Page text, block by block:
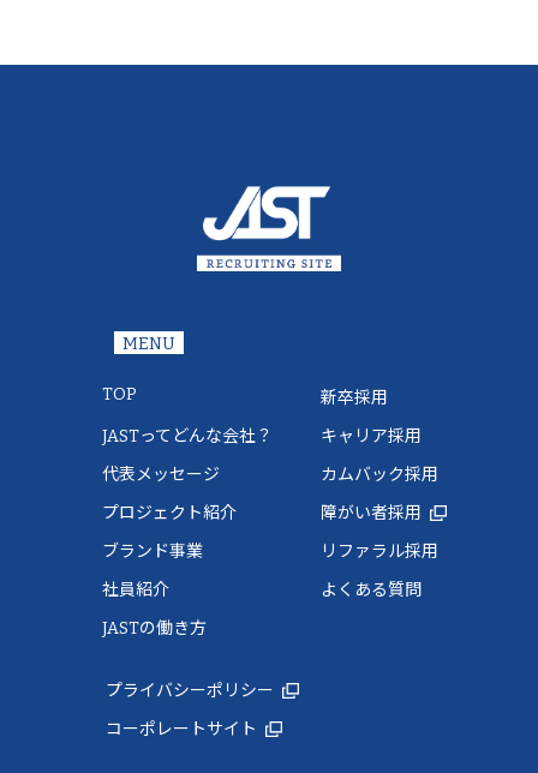
MENU
TOP
JASTってどんな会社？
代表メッセージ
プロジェクト紹介
ブランド事業
社員紹介
JASTの働き方
新卒採用
キャリア採用
カムバック採用
障がい者採用
リファラル採用
よくある質問
プライバシーポリシー
コーポレートサイト